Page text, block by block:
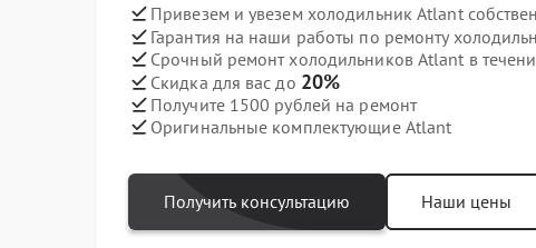
Привезем и увезем холодильник Atlant
Гарантия на наши работы по ремонту
Срочный ремонт холодильников Atlant в
Скидка для вас до 20%
Получите 1500 рублей на ремонт
Оригинальные комплектующие Atlant
Получить консультацию Наши цены